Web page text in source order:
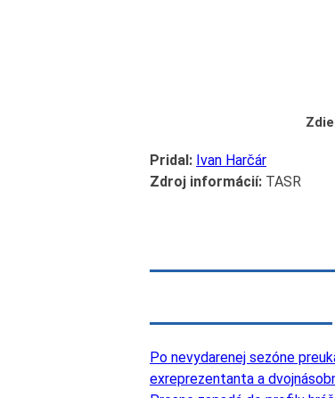
Pridal: Ivan Harčár
Zdroj informácií: TASR
Po nevydarenej sezóne
exreprezentanta a